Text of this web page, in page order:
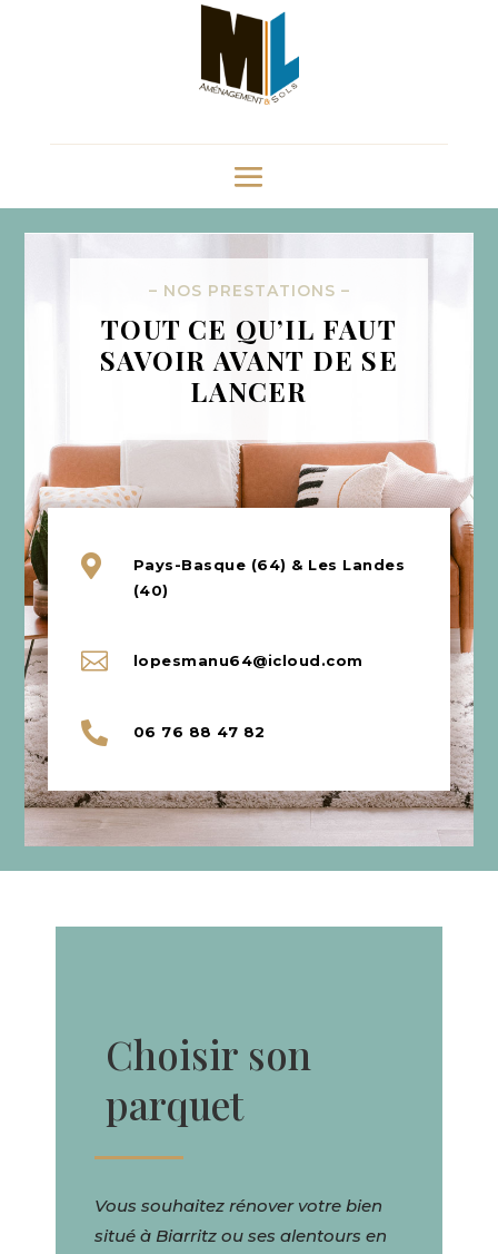
– NOS PRESTATIONS –
TOUT CE QU’IL FAUT
SAVOIR AVANT DE SE
LANCER

Pays-Basque (64) & Les Landes
(40)
 lopesmanu64@icloud.com
 06 76 88 47 82
Choisir son
parquet
Vous souhaitez rénover votre bien
situé à Biarritz ou ses alentours en